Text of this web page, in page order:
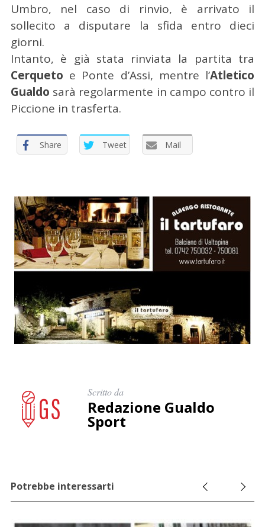
Umbro, nel caso di rinvio, è arrivato il
sollecito a disputare la sfida entro dieci
giorni.
Intanto, è già stata rinviata la partita tra
Cerqueto e Ponte d’Assi, mentre l’Atletico
Gualdo sarà regolarmente in campo contro il
Piccione in trasferta.
Share Tweet Mail
Scritto da
Redazione Gualdo
Sport
Potrebbe interessarti
e
r